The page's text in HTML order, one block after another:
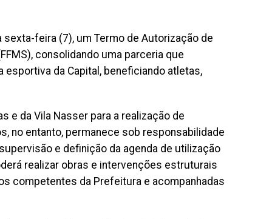
feira (7), um Termo de Autorização de
consolidando uma parceria que
da Capital, beneficiando atletas,
e da Vila Nasser para a realização de
no entanto, permanece sob responsabilidade
e definição da agenda de utilização
realizar obras e intervenções estruturais
competentes da Prefeitura e acompanhadas